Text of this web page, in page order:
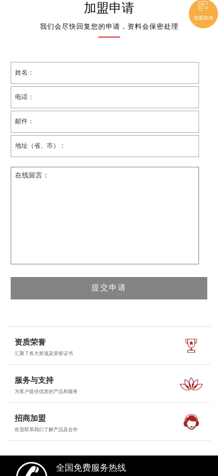
加盟申请
我们会尽快回复您的申请，资料会保密处理
资质荣誉
汇聚了各大奖项及荣誉证书
服务与支持
为客户提供优质的产品和服务
招商加盟
欢迎联系我们了解产品及合作
全国免费服务热线
加盟咨询